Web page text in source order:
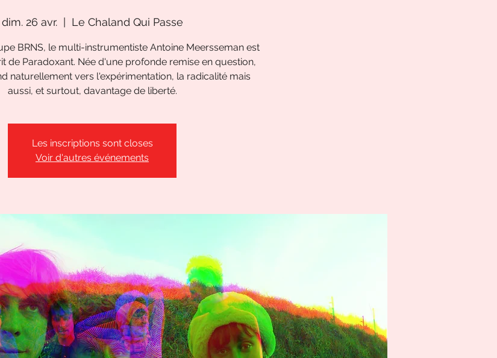
dim. 26 avr.
  |
Le Chaland Qui Passe
BRNS, le multi-instrumentiste Antoine Meersseman est
de Paradoxant. Née d'une profonde remise en question,
naturellement vers l'expérimentation, la radicalité mais
aussi, et surtout, davantage de liberté.
Les inscriptions sont closes
Voir d'autres événements